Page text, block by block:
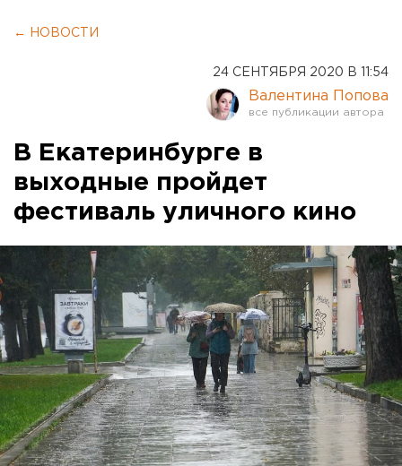
← НОВОСТИ
24 СЕНТЯБРЯ 2020 В 11:54
Валентина Попова
В Екатеринбурге в
выходные пройдет
фестиваль уличного кино